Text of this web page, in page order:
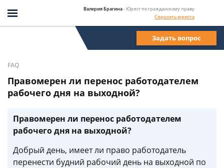
Валерия Брагина- Юрист по гражданскому праву
Спросить юриста
Задать вопрос
FAQ
Правомерен ли перенос работодателем
рабочего дня на выходной?
Правомерен ли перенос работодателем
рабочего дня на выходной?
Добрый день, имеет ли право работодатель
перенести будний рабочий день на выходной по